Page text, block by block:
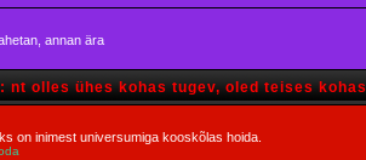
annan ära
nt olles ühes kohas tugev, oled teises
on inimest universumiga kooskõlas hoida.